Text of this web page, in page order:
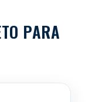
PARA